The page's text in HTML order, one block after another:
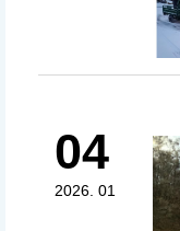
04
2026. 01